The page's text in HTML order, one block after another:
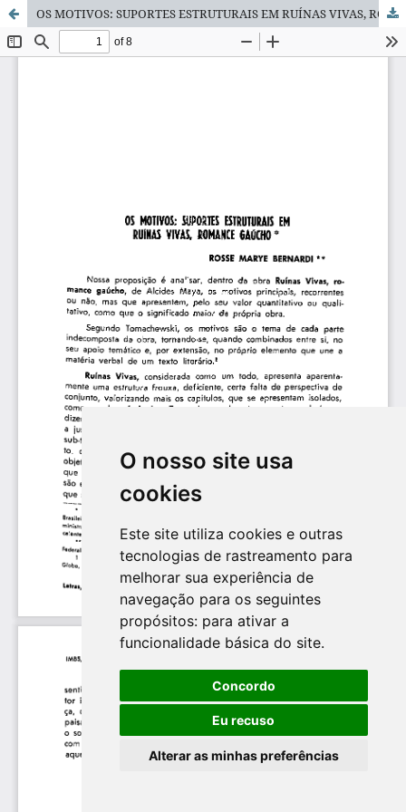
O nosso site usa
cookies
Este site utiliza cookies e outras
tecnologias de rastreamento para
melhorar sua experiência de
navegação para os seguintes
propósitos: para ativar a
funcionalidade básica do site.
Concordo
Eu recuso
Alterar as minhas preferências
OS MOTIVOS: SUPORTES ESTRUTURAIS EM RUÍNAS VIVAS, ROMANCE GAÚCHO